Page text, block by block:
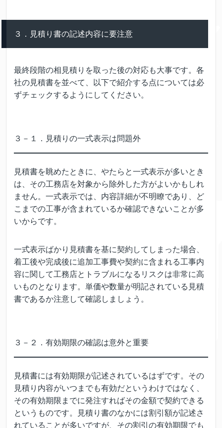
３．見積り書の記述内容に要注意
最終段階の相見積りを取った後の対応も大事です。各
社の見積書を並べて、以下で紹介する点については必
ずチェックするようにしてください。
３－１．見積りの一式表示は問題外
見積書を眺めたときに、やたらと一式表示が多いとき
は、その工務店を対象から除外した方がよいかもしれ
ません。一式表示では、内容詳細が不明瞭であり、ど
こまでの工事が含まれているか確認できないことが多
いからです。
一式表示ばかり見積書を基に契約してしまった場合、
着工後や完成後に追加工事費や契約に含まれる工事内
容に関して工務店とトラブルになるリスクは非常に高
いものとなります。単価や数量が明記されている見積
書であるか注意して確認しましょう。
３－２．有効期限の確認は意外と重要
見積書には有効期限が記述されているはずです。その
見積り内容がいつまでも有効だというわけではなく、
その有効期限までに発注すればその金額で契約できる
というものです。見積り書のなかには割引額が記述さ
れていることが多いですが、その割引の有効期限でも